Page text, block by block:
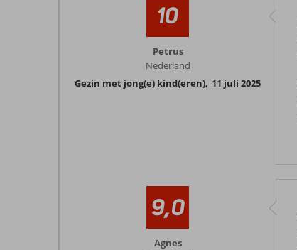
10
Petrus
Nederland
Gezin met jong(e) kind(eren), 11 juli 2025
9,0
Agnes